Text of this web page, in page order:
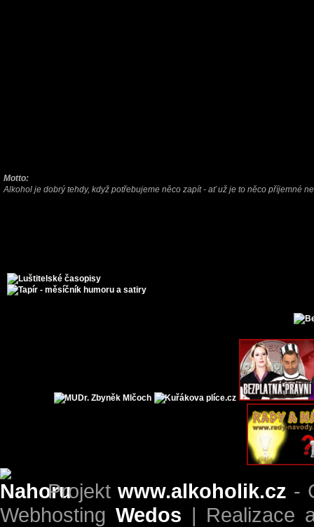
Motto:
Alkohol je dobrý tehdy, když potřebujeme něco zapít - ať už je to něco příjemné
Projekt www.alkoholik.cz -
Webhosting Wedos | Realizace